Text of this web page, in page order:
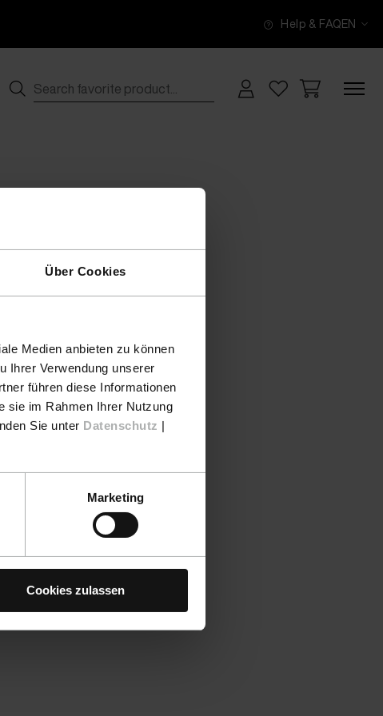
Über Cookies
Medien anbieten zu können
Ihrer Verwendung unserer
führen diese Informationen
sie im Rahmen Ihrer Nutzung
Sie unter Datenschutz |
Marketing
Cookies zulassen
Help & FAQEN